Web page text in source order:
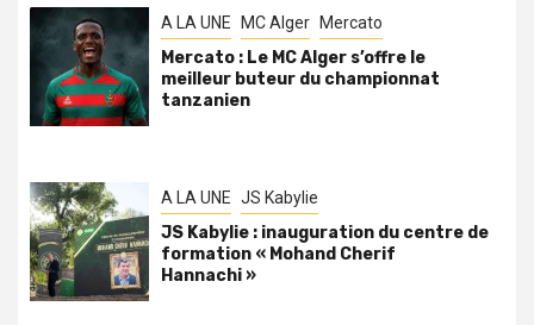
A LA UNE MC Alger Mercato
Mercato : Le MC Alger s’offre le
meilleur buteur du championnat
tanzanien
A LA UNE JS Kabylie
JS Kabylie : inauguration du centre de
formation « Mohand Cherif
Hannachi »